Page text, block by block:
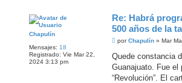
Chapulín
Mensajes: 18
Registrado: Vie Mar 22,
2024 3:13 pm
Re: Habrá
500 años de la
M
n
s
a
j
porChapulín» Mar
Quede constancia
Guanajuato. Fue el
“Revolución”. El